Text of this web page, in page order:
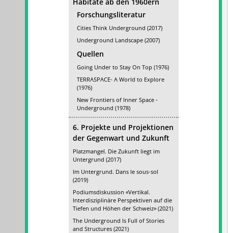
Forschungsliteratur
Cities Think Underground (2017)
Underground Landscape (2007)
Quellen
Going Under to Stay On Top (1976)
TERRASPACE- A World to Explore
(1976)
New Frontiers of Inner Space -
Underground (1978)
6. Projekte und Projektionen
der Gegenwart und Zukunft
Platzmangel. Die Zukunft liegt im
Untergrund (2017)
Im Untergrund. Dans le sous-sol
(2019)
Podiumsdiskussion «Vertikal.
Interdisziplinäre Perspektiven auf die
Tiefen und Höhen der Schweiz» (2021)
The Underground Is Full of Stories
and Structures (2021)